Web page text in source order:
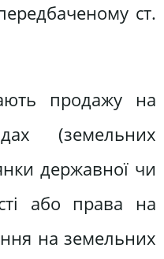
ст.
продажу на
(земельних
державної чи
або права на
на земельних